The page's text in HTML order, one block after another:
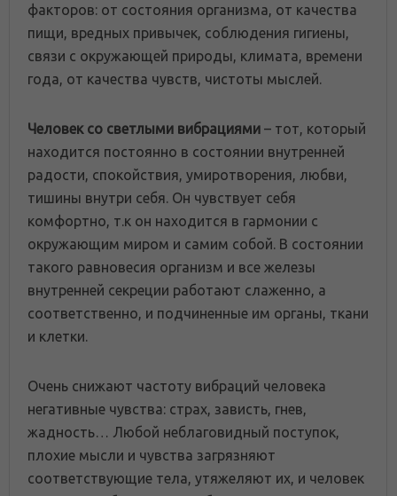
факторов: от состояния организма, от качества
пищи, вредных привычек, соблюдения гигиены,
связи с окружающей природы, климата, времени
года, от качества чувств, чистоты мыслей.
Человек со светлыми вибрациями – тот, который
находится постоянно в состоянии внутренней
радости, спокойствия, умиротворения, любви,
тишины внутри себя. Он чувствует себя
комфортно, т.к он находится в гармонии с
окружающим миром и самим собой. В состоянии
такого равновесия организм и все железы
внутренней секреции работают слаженно, а
соответственно, и подчиненные им органы, ткани
и клетки.
Очень снижают частоту вибраций человека
негативные чувства: страх, зависть, гнев,
жадность… Любой неблаговидный поступок,
плохие мысли и чувства загрязняют
соответствующие тела, утяжеляют их, и человек